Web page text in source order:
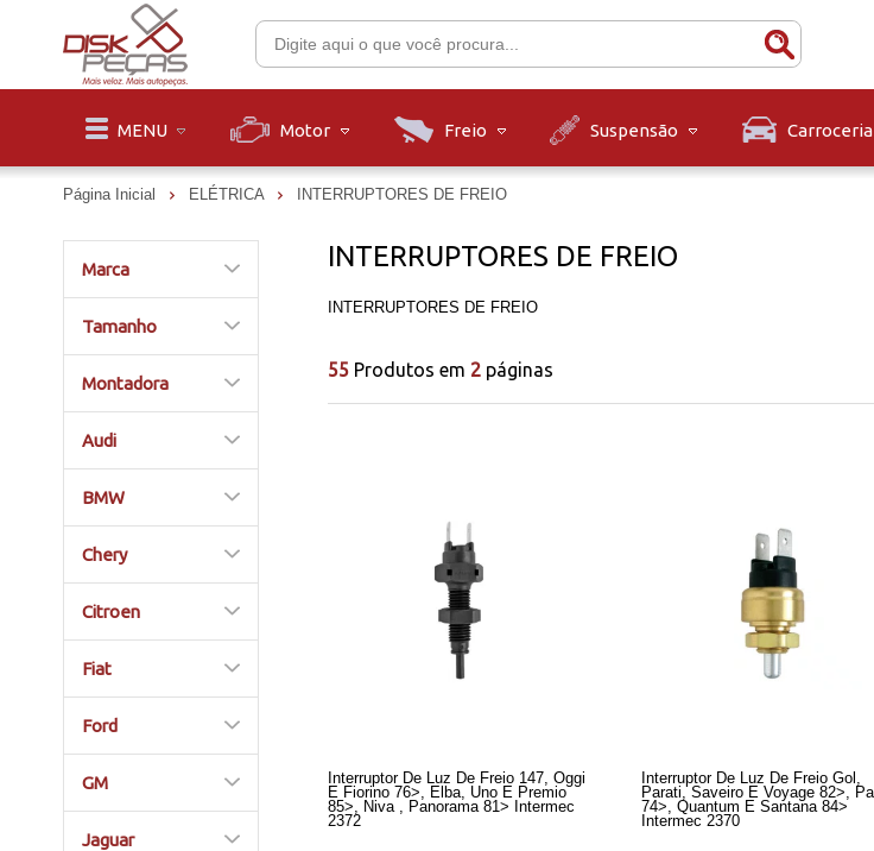
MENU Motor Freio Suspensão Carroceria
Página Inicial ELÉTRICA INTERRUPTORES DE FREIO
Marca
Tamanho
Montadora
Audi
BMW
Chery
Citroen
Fiat
Ford
GM
Jaguar
INTERRUPTORES DE FREIO
INTERRUPTORES DE FREIO
55 Produtos em 2 páginas
Interruptor De Luz De Freio 147, Oggi
E Fiorino 76>, Elba, Uno E Premio
85>, Niva , Panorama 81> Intermec
2372
Interruptor De Luz De Freio Gol,
Parati, Saveiro E Voyage 82>, Passat
74>, Quantum E Santana 84>
Intermec 2370